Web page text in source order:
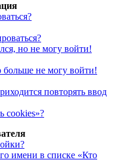
но не могу войти!
больше не могу войти!
повторять ввод
cookies»?
имени в списке «Кто